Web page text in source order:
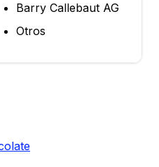
Barry Callebaut AG
Otros